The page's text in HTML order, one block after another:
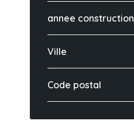
annee construction
Ville
Code postal